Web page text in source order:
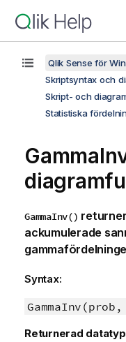
Qlik Sense för
Skriptsyntax och
Skript- och
Statistiska
GammaInv()
ackumulerade
Syntax:
Returnerad